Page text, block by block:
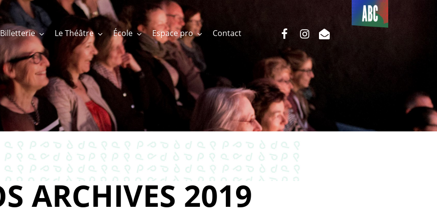
Billetterie Le Théâtre École Espace pro Contact
Du côté
de l’ABC
facebookinstagram
email
ARCHIVES 2019